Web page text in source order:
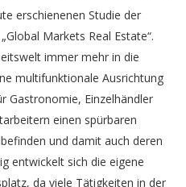
erschienenen Studie der
Markets Real Estate“.
immer mehr in die
multifunktionale Ausrichtung
Gastronomie, Einzelhändler
einen spürbaren
und damit auch deren
entwickelt sich die eigene
da viele Tätigkeiten in der